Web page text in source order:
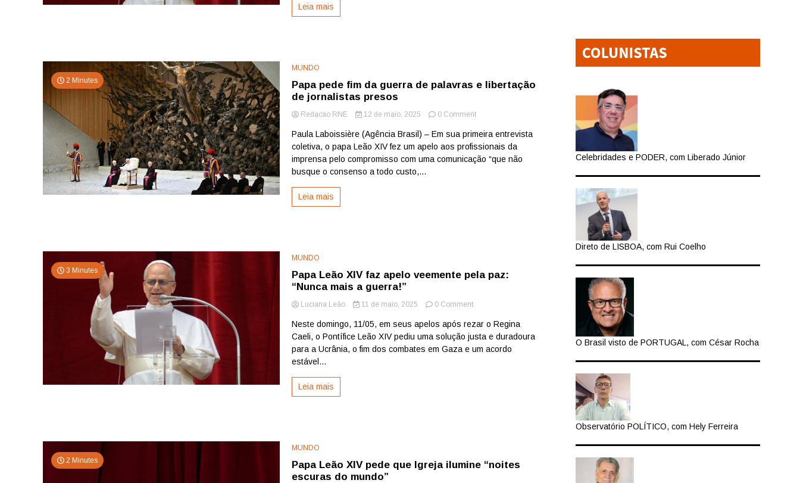
Leia mais
2 Minutes
MUNDO
Papa pede fim da guerra de palavras e libertação
de jornalistas presos
Redacao RNE 12 de maio, 2025 0 Commenton
pede
fim
da
Paula Laboissière (Agência Brasil) – Em sua primeira entrevista
coletiva, o papa Leão XIV fez um apelo aos profissionais da
imprensa pelo compromisso com uma comunicação “que não
busque o consenso a todo custo,...
Leia mais
3 Minutes
MUNDO
Papa Leão XIV faz apelo veemente pela paz:
“Nunca mais a guerra!”
Luciana Leão 11 de maio, 2025 0 Commenton
Leão
XIV
faz
Neste domingo, 11/05, em seus apelos após rezar o Regina
Caeli, o Pontífice Leão XIV pediu uma solução justa e duradoura
para a Ucrânia, o fim dos combates em Gaza e um acordo
estável...
Leia mais
2 Minutes
MUNDO
Papa Leão XIV pede que Igreja ilumine “noites
escuras do mundo”
Celebridades e PODER, com Liberado Júnior
Direto de LISBOA, com Rui Coelho
O Brasil visto de PORTUGAL, com César Rocha
Observatório POLÍTICO, com Hely Ferreira